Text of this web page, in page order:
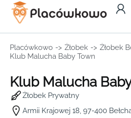
Placówkowo -> Żłobek -> Żłobek
Klub Malucha Baby Town
Klub Malucha
Żłobek Prywatny
Armii Krajowej 18, 97-400